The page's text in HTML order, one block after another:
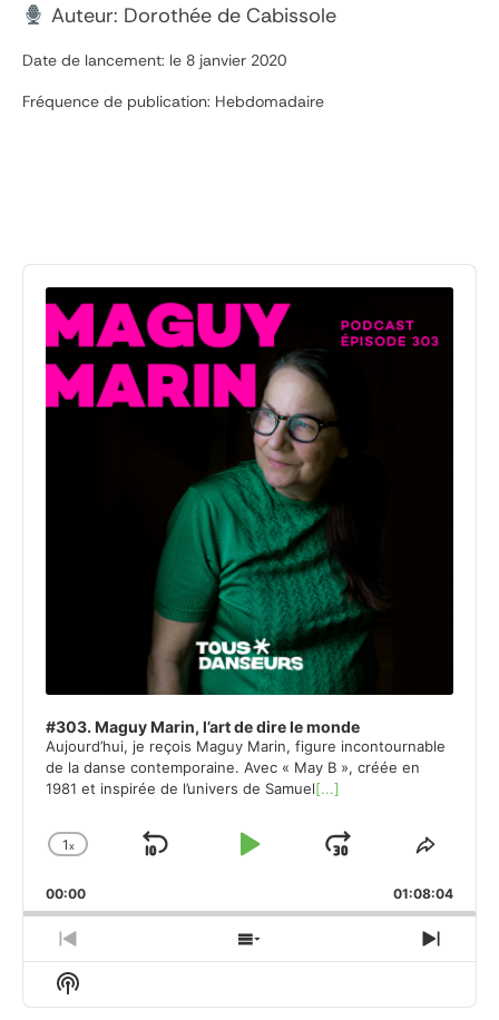
Auteur: Dorothée de Cabissole
Date de lancement: le 8 janvier 2020
Fréquence de publication: Hebdomadaire
Audio
Player
#303. Maguy Marin, l’art de dire le monde
Aujourd’hui, je reçois Maguy Marin, figure incontournable
de la danse contemporaine. Avec « May B », créée en
1981 et inspirée de l’univers de Samuel[...]
Change
Rate
1x
Skip
Play
Jump
Forward
Share
00:00 01:08:04
Previous
Episode
Show
Episodes
Next
Show
Podcast